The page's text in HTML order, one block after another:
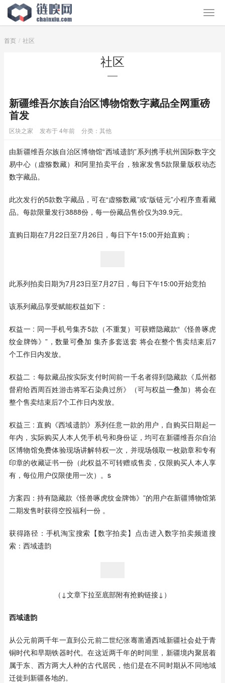
首页 社区
社区
新疆维吾尔族自治区博物馆数字藏品全网重磅
首发
区块之家 发布于 4年前 分类： 其他
由新疆维吾尔族自治区博物馆“西域遗韵”系列携手杭州国际数字交
易中心（虚猕数藏）和阿里拍卖平台，独家发售5款限量版权动态
数字藏品。
此次发行的5款数字藏品，可在“虚猕数藏”或“版链元”小程序查看藏
品。每款限量发行3888份，每一份藏品售价仅为39.9元。
直购日期在7月22日至7月26日，每日下午15:00开始直购；
此系列拍卖日期为7月23日至7月27日，每日下午15:00开始竞拍
该系列藏品享受赋能权益如下：
权益一 : 同一手机号集齐5款（不重复）可获赠隐藏款“《怪兽啄虎
纹金牌饰》”，数量可叠加 集齐多套送套 将会在整个售卖结束后7
个工作日内发放。
权益二：每款藏品按实际支付时间前一千名者得到隐藏款《瓜州都
督府给西周百姓游击将军石染典过所》（可与权益一叠加）将会在
整个售卖结束后7个工作日内发放。
权益三 : 直购《西域遗韵》系列任意一款的用户，自购买日期起一
年内，实际购买人本人凭手机号和身份证，均可在新疆维吾尔自治
区博物馆免费体验现场讲解特权一次，并现场领取一枚勋章和专有
印章的收藏证书一份（此权益不可转赠或售卖，仅限购买人本人享
有，每位用户仅限使用一次）。s
方案四：持有隐藏款《怪兽啄虎纹金牌饰》”的用户在新疆博物馆第
二期发售时获得空投福利一份 。
获得路径：手机淘宝搜索【数字拍卖】点击进入数字拍卖频道搜
索：西域遗韵
（↓文章下拉至底部附有抢购链接↓）
西域遗韵
从公元前两千年一直到公元前二世纪张骞凿通西域新疆社会处于青
铜时代和早期铁器时代。在这近两千年的时间里，新疆境内聚居着
属于东、西方两大人种的古代居民，他们是在不同时期从不同地域
迁徙到新疆各地的。